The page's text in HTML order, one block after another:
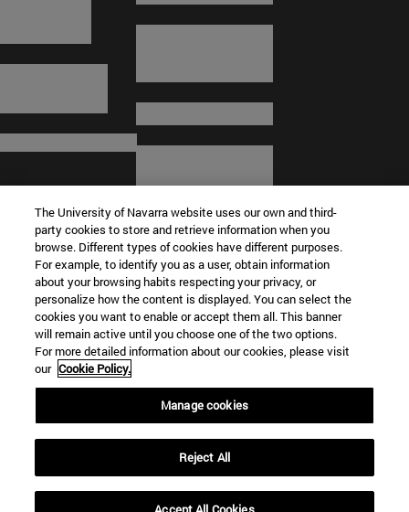
© Universidad de Navarra
Información legal
Términos y condiciones
Accesibilidad
Configuración de cookies
Localizador de campus
The University of Navarra website uses our own and third-
party cookies to store and retrieve information when you
browse. Different types of cookies have different purposes.
For example, to identify you as a user, obtain information
about your browsing habits respecting your privacy, or
personalize how the content is displayed. You can select the
cookies you want to enable or accept them all. This banner
will remain active until you choose one of the two options.
For more detailed information about our cookies, please visit
our Cookie Policy.
Manage cookies
Reject All